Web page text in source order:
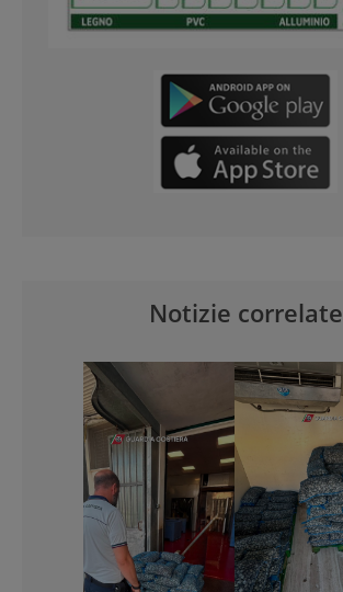
Notizie correlate